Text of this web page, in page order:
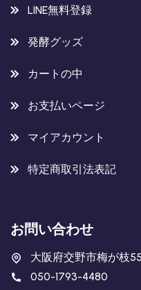
LINE無料登録
発酵グッズ
カートの中
お支払いページ
マイアカウント
特定商取引法表記
お問い合わせ
大阪府交野市梅が枝
050-1793-4480